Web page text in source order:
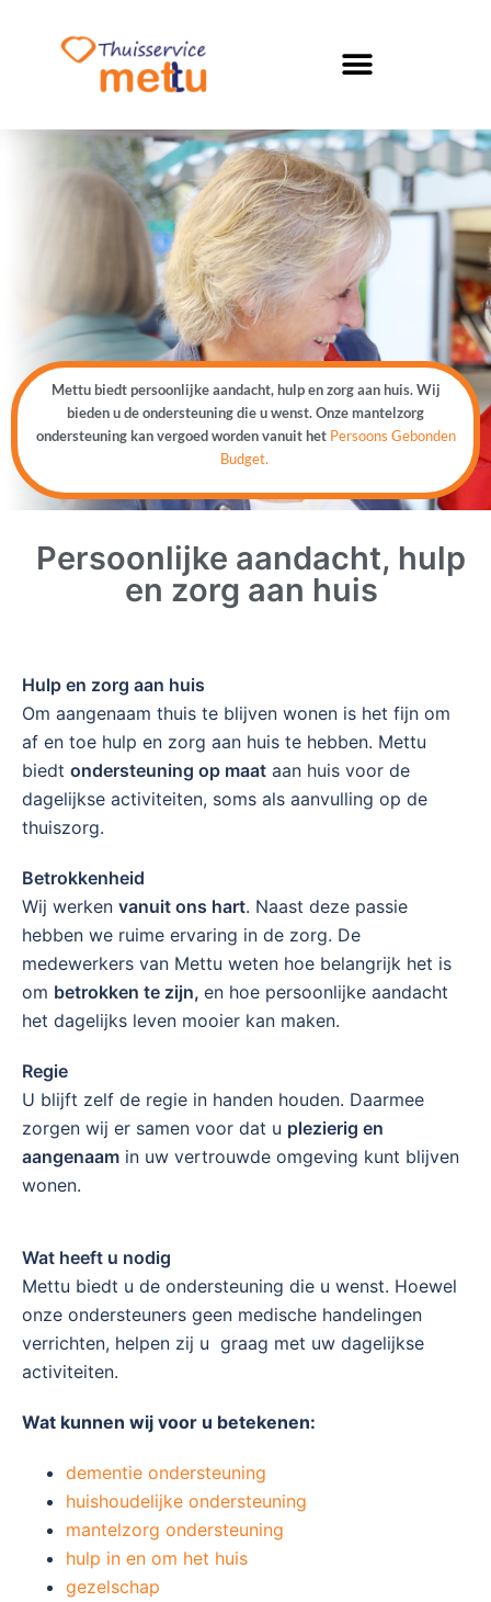
Mettu biedt persoonlijke aandacht, hulp en zorg aan huis. Wij
bieden u de ondersteuning die u wenst.Onze mantelzorg
ondersteuning kan vergoed worden vanuit het Persoons Gebonden
Budget.
Persoonlijke aandacht, hulp
en zorg aan huis
Hulp en zorg aan huis
Om aangenaam thuis te blijven wonen is het fijn om
af en toe hulp en zorg aan huis te hebben. Mettu
biedt ondersteuning op maat aan huis voor de
dagelijkse activiteiten, soms als aanvulling op de
thuiszorg.
Betrokkenheid
Wij werken vanuit ons hart. Naast deze passie
hebben we ruime ervaring in de zorg. De
medewerkers van Mettu weten hoe belangrijk het is
om betrokken te zijn, en hoe persoonlijke aandacht
het dagelijks leven mooier kan maken.
Regie
U blijft zelf de regie in handen houden. Daarmee
zorgen wij er samen voor dat u plezierig en
aangenaam in uw vertrouwde omgeving kunt blijven
wonen.
Wat heeft u nodig
Mettu biedt u de ondersteuning die u wenst. Hoewel
onze ondersteuners geen medische handelingen
verrichten, helpen zij u graag met uw dagelijkse
activiteiten.
Wat kunnen wij voor u betekenen:
dementie ondersteuning
huishoudelijke ondersteuning
mantelzorg ondersteuning
hulp in en om het huis
gezelschap